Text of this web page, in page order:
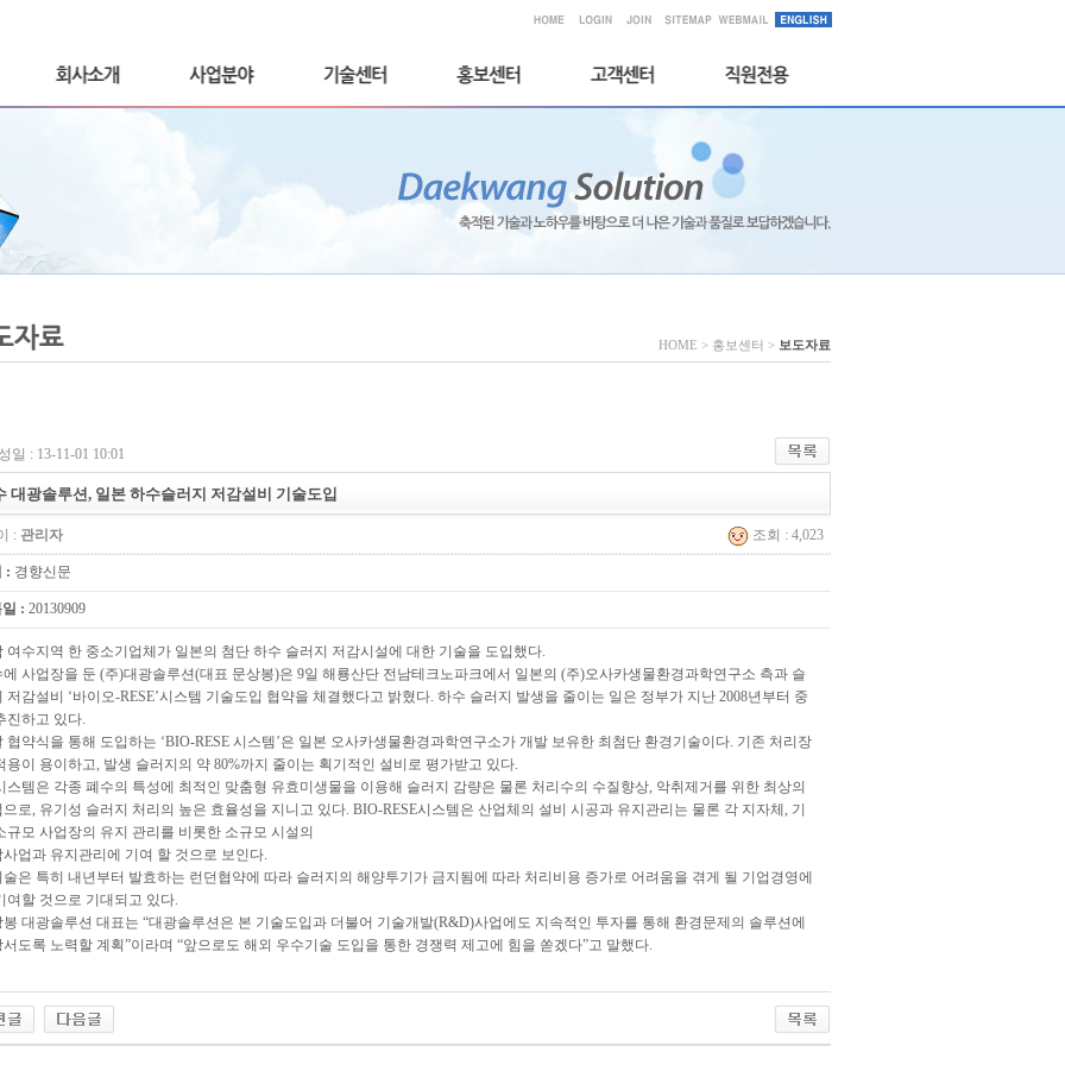
HOME > 홍보센터 > 보도자료
일 : 13-11-01 10:01
대광솔루션, 일본 하수슬러지 저감설비 기술도입
: 관리자 조회 : 4,023
: 경향신문
: 20130909
여수지역 한 중소기업체가 일본의 첨단 하수 슬러지 저감시설에 대한 기술을 도입했다.
에 사업장을 둔 (주)대광솔루션(대표 문상봉)은 9일 해룡산단 전남테크노파크에서 일본의 (주)오사카생물환경과학연구소 측과 슬
저감설비 ‘바이오-RESE’시스템 기술도입 협약을 체결했다고 밝혔다. 하수 슬러지 발생을 줄이는 일은 정부가 지난 2008년부터 중
진하고 있다.
협약식을 통해 도입하는 ‘BIO-RESE 시스템’은 일본 오사카생물환경과학연구소가 개발 보유한 최첨단 환경기술이다. 기존 처리장
용이 용이하고, 발생 슬러지의 약 80%까지 줄이는 획기적인 설비로 평가받고 있다.
스템은 각종 폐수의 특성에 최적인 맞춤형 유효미생물을 이용해 슬러지 감량은 물론 처리수의 수질향상, 악취제거를 위한 최상의
으로, 유기성 슬러지 처리의 높은 효율성을 지니고 있다. BIO-RESE시스템은 산업체의 설비 시공과 유지관리는 물론 각 지자체, 기
규모 사업장의 유지 관리를 비롯한 소규모 시설의
사업과 유지관리에 기여 할 것으로 보인다.
술은 특히 내년부터 발효하는 런던협약에 따라 슬러지의 해양투기가 금지됨에 따라 처리비용 증가로 어려움을 겪게 될 기업경영에
여할 것으로 기대되고 있다.
봉 대광솔루션 대표는 “대광솔루션은 본 기술도입과 더불어 기술개발(R&D)사업에도 지속적인 투자를 통해 환경문제의 솔루션에
서도록 노력할 계획”이라며 “앞으로도 해외 우수기술 도입을 통한 경쟁력 제고에 힘을 쏟겠다”고 말했다.